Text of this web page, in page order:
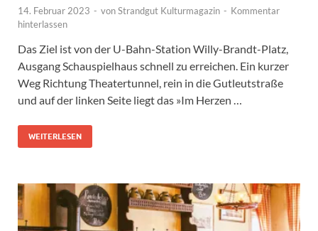
14. Februar 2023 - vonStrandgut Kulturmagazin - Kommentar
hinterlassen
Das Ziel ist von der U-Bahn-Station Willy-Brandt-Platz,
Ausgang Schauspielhaus schnell zu erreichen. Ein kurzer
Weg Richtung Theatertunnel, rein in die Gutleutstraße
und auf der linken Seite liegt das »Im Herzen …
WEITERLESEN